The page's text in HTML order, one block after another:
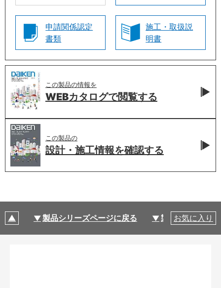
申請関係認定
書類
施工・取扱説
明書
この製品の情報を
WEBカタログで閲覧する
この製品の
設計・施工情報を確認する
製品シリーズページに戻る 製品仕様
お気に入り